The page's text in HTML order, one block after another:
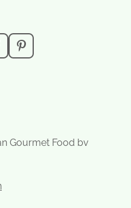
P
i
t
Gourmet Food bv